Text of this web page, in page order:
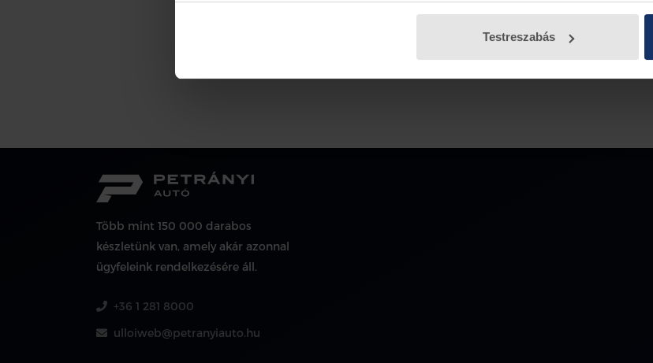
Testreszabás
Több mint 150 000 darabos
készletünk van, amely akár azonnal
ügyfeleink rendelkezésére áll.
+36 1 281 8000
ulloiweb@petranyiauto.hu